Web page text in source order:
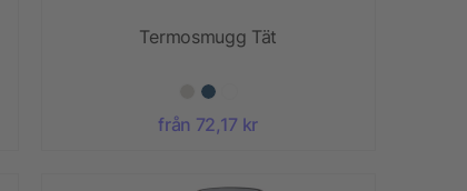
Termosmugg Tät
från 72,17 kr